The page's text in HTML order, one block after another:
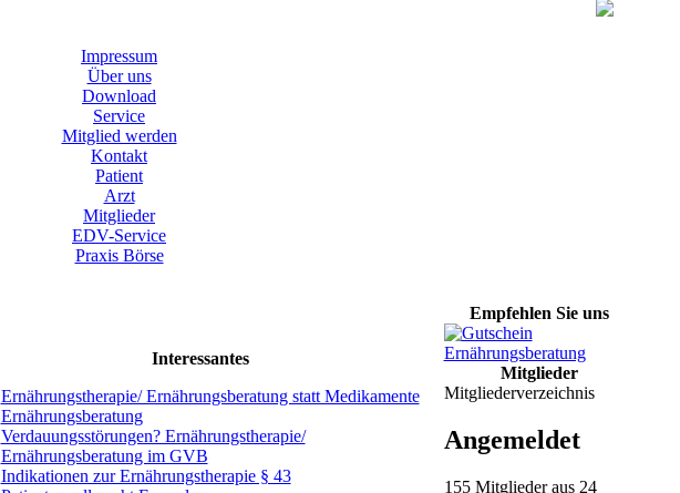
Impressum
Über uns
Download
Service
Mitglied werden
Kontakt
Patient
Arzt
Mitglieder
EDV-Service
Praxis Börse
Interessantes
Ernährungstherapie/ Ernährungsberatung statt Medikamente
Ernährungsberatung
Verdauungsstörungen? Ernährungstherapie/
Ernährungsberatung im GVB
Indikationen zur Ernährungstherapie § 43
Empfehlen Sie uns
Mitglieder
Mitgliederverzeichnis
Angemeldet
155 Mitglieder aus 24